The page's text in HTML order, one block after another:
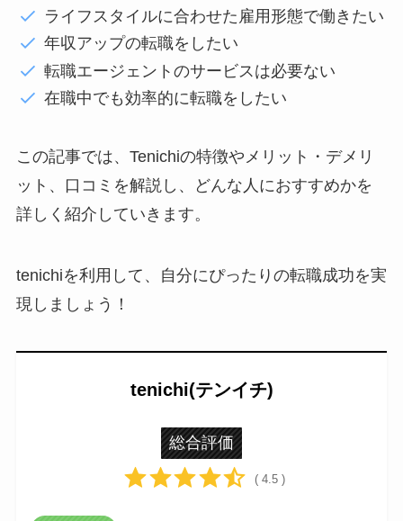
ライフスタイルに合わせた雇用形態で働きたい
年収アップの転職をしたい
転職エージェントのサービスは必要ない
在職中でも効率的に転職をしたい
この記事では、Tenichiの特徴やメリット・デメリ
ット、口コミを解説し、どんな人におすすめかを
詳しく紹介していきます。
tenichiを利用して、自分にぴったりの転職成功を実
現しましょう！
tenichi(テンイチ)
総合評価
( 4.5 )